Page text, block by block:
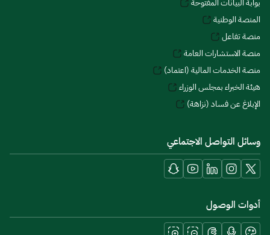
بوابة البيانات المفتوحة
المنصة الوطنية
منصة تفاعل
منصة الاستشارات العامة
منصة الخدمات المالية (اعتماد)
هيئة الخبراء بمجلس الوزراء
الإبلاغ عن فساد (نزاهة)
وسائل التواصل الاجتماعي
أدوات الوصول